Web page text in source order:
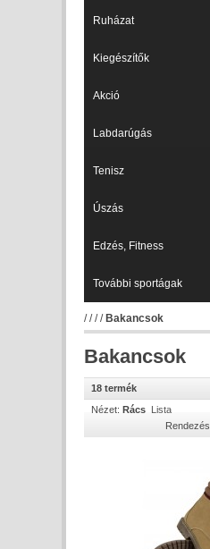
Ruházat
Kiegészítők
Akció
Labdarúgás
Tenisz
Úszás
Edzés, Fitness
További sportágak
//// Bakancsok
Bakancsok
18 termék
Nézet: Rács Lista
Rendezés